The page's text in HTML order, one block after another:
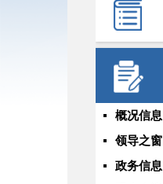
概况信息
领导之窗
政务信息